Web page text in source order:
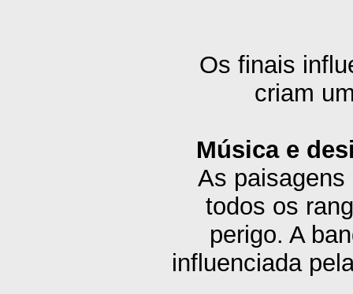
Os finais
criam
Música e
As
todos os
perigo. A
influenciada